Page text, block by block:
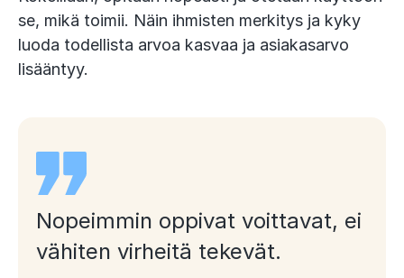
se, mikä toimii. Näin ihmisten merkitys ja kyky
luoda todellista arvoa kasvaa ja asiakasarvo
lisääntyy.
Nopeimmin oppivat voittavat, ei
vähiten virheitä tekevät.